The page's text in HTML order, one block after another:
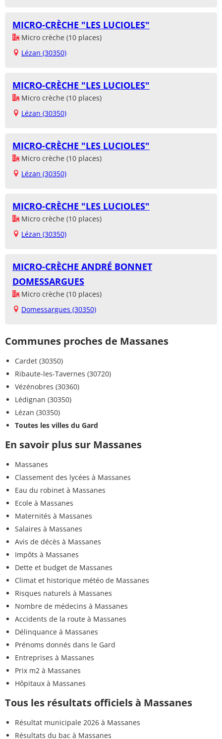
MICRO-CRÈCHE "LES LUCIOLES"
Micro crèche (10 places)
Lézan (30350)
MICRO-CRÈCHE "LES LUCIOLES"
Micro crèche (10 places)
Lézan (30350)
MICRO-CRÈCHE "LES LUCIOLES"
Micro crèche (10 places)
Lézan (30350)
MICRO-CRÈCHE "LES LUCIOLES"
Micro crèche (10 places)
Lézan (30350)
MICRO-CRÈCHE ANDRÉ BONNET
DOMESSARGUES
Micro crèche (10 places)
Domessargues (30350)
Communes proches de Massanes
Cardet (30350)
Ribaute-les-Tavernes (30720)
Vézénobres (30360)
Lédignan (30350)
Lézan (30350)
Toutes les villes du Gard
En savoir plus sur Massanes
Massanes
Classement des lycées à Massanes
Eau du robinet à Massanes
Ecole à Massanes
Maternités à Massanes
Salaires à Massanes
Avis de décès à Massanes
Impôts à Massanes
Dette et budget de Massanes
Climat et historique météo de Massanes
Risques naturels à Massanes
Nombre de médecins à Massanes
Accidents de la route à Massanes
Délinquance à Massanes
Prénoms donnés dans le Gard
Entreprises à Massanes
Prix m2 à Massanes
Hôpitaux à Massanes
Tous les résultats officiels à Massanes
Résultat municipale 2026 à Massanes
Résultats du bac à Massanes